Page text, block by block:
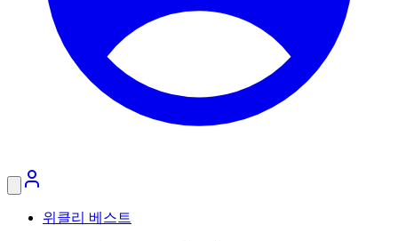
위클리 베스트